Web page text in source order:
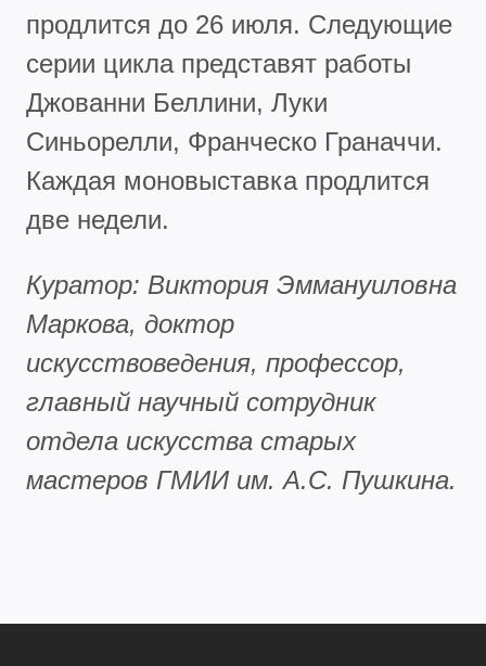
продлится до 26 июля. Следующие
серии цикла представят работы
Джованни Беллини, Луки
Синьорелли, Франческо Граначчи.
Каждая моновыставка продлится
две недели.
Куратор: Виктория Эммануиловна
Маркова, доктор
искусствоведения, профессор,
главный научный сотрудник
отдела искусства старых
мастеров ГМИИ им. А.С. Пушкина.